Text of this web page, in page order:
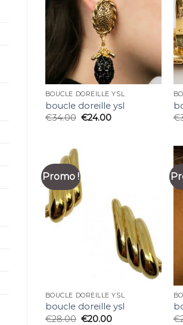
BOUCLE DOREILLE YSL
boucle doreille ysl
€34.00 €24.00
€
Promo !
BOUCLE DOREILLE YSL
boucle doreille ysl
€28.00 €20.00
€